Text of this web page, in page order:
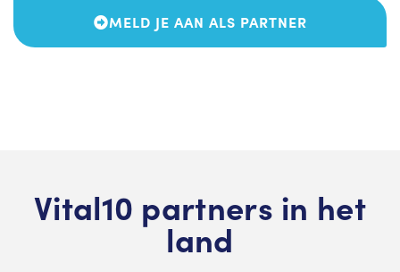
MELD JE AAN ALS PARTNER
Vital10 partners in het
land